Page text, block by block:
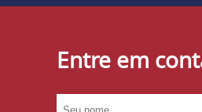
Entre em